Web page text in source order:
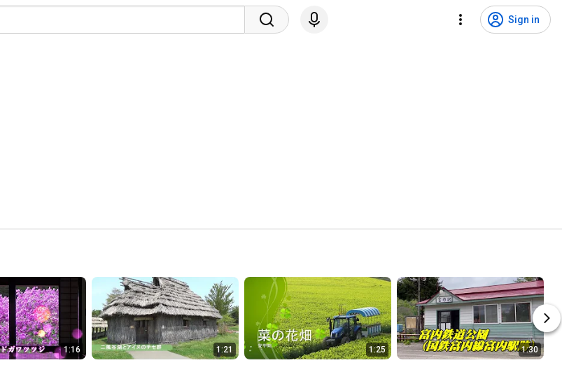
Sign in
1:16 1:21 1:25 1:30